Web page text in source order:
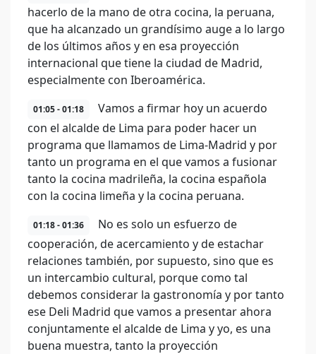
hacerlo de la mano de otra cocina, la peruana,
que ha alcanzado un grandísimo auge a lo largo
de los últimos años y en esa proyección
internacional que tiene la ciudad de Madrid,
especialmente con Iberoamérica.
01:05 - 01:18
Vamos a firmar hoy un acuerdo
con el alcalde de Lima para poder hacer un
programa que llamamos de Lima-Madrid y por
tanto un programa en el que vamos a fusionar
tanto la cocina madrileña, la cocina española
con la cocina limeña y la cocina peruana.
01:18 - 01:36
No es solo un esfuerzo de
cooperación, de acercamiento y de estachar
relaciones también, por supuesto, sino que es
un intercambio cultural, porque como tal
debemos considerar la gastronomía y por tanto
ese Deli Madrid que vamos a presentar ahora
conjuntamente el alcalde de Lima y yo, es una
buena muestra, tanto la proyección